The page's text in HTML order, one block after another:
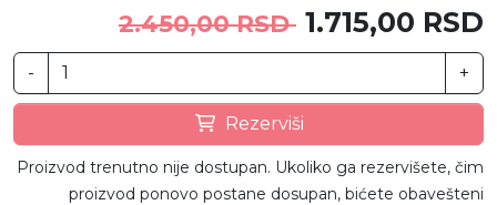
2.450,00 RSD 1.715,00 RSD
- +
Rezerviši
Proizvod trenutno nije dostupan. Ukoliko ga rezervišete, čim
proizvod ponovo postane dosupan, bićete obavešteni